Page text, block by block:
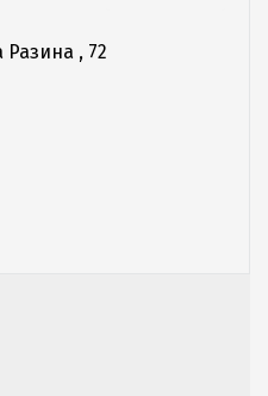
Разина , 72